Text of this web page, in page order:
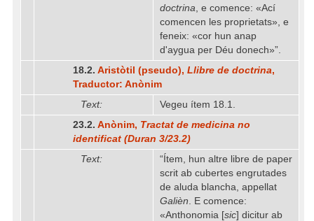
doctrina, e comence: «Ací
comencen les proprietats», e
feneix: «cor hun anap
d'aygua per Déu donech»”.
18.2. Aristòtil (pseudo), Llibre de doctrina,
Traductor: Anònim
Text:
Vegeu ítem 18.1.
23.2. Anònim, Tractat de medicina no
identificat (Duran 3/23.2)
Text:
“Ítem, hun altre libre de paper
scrit ab cubertes engrutades
de aluda blancha, appellat
Galièn. E comence:
«Anthonomia [sic] dicitur ab